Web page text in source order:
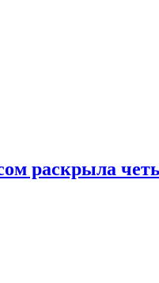
раскрыла